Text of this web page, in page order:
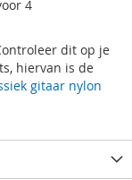
4
dit op je
hiervan is de
gitaar nylon